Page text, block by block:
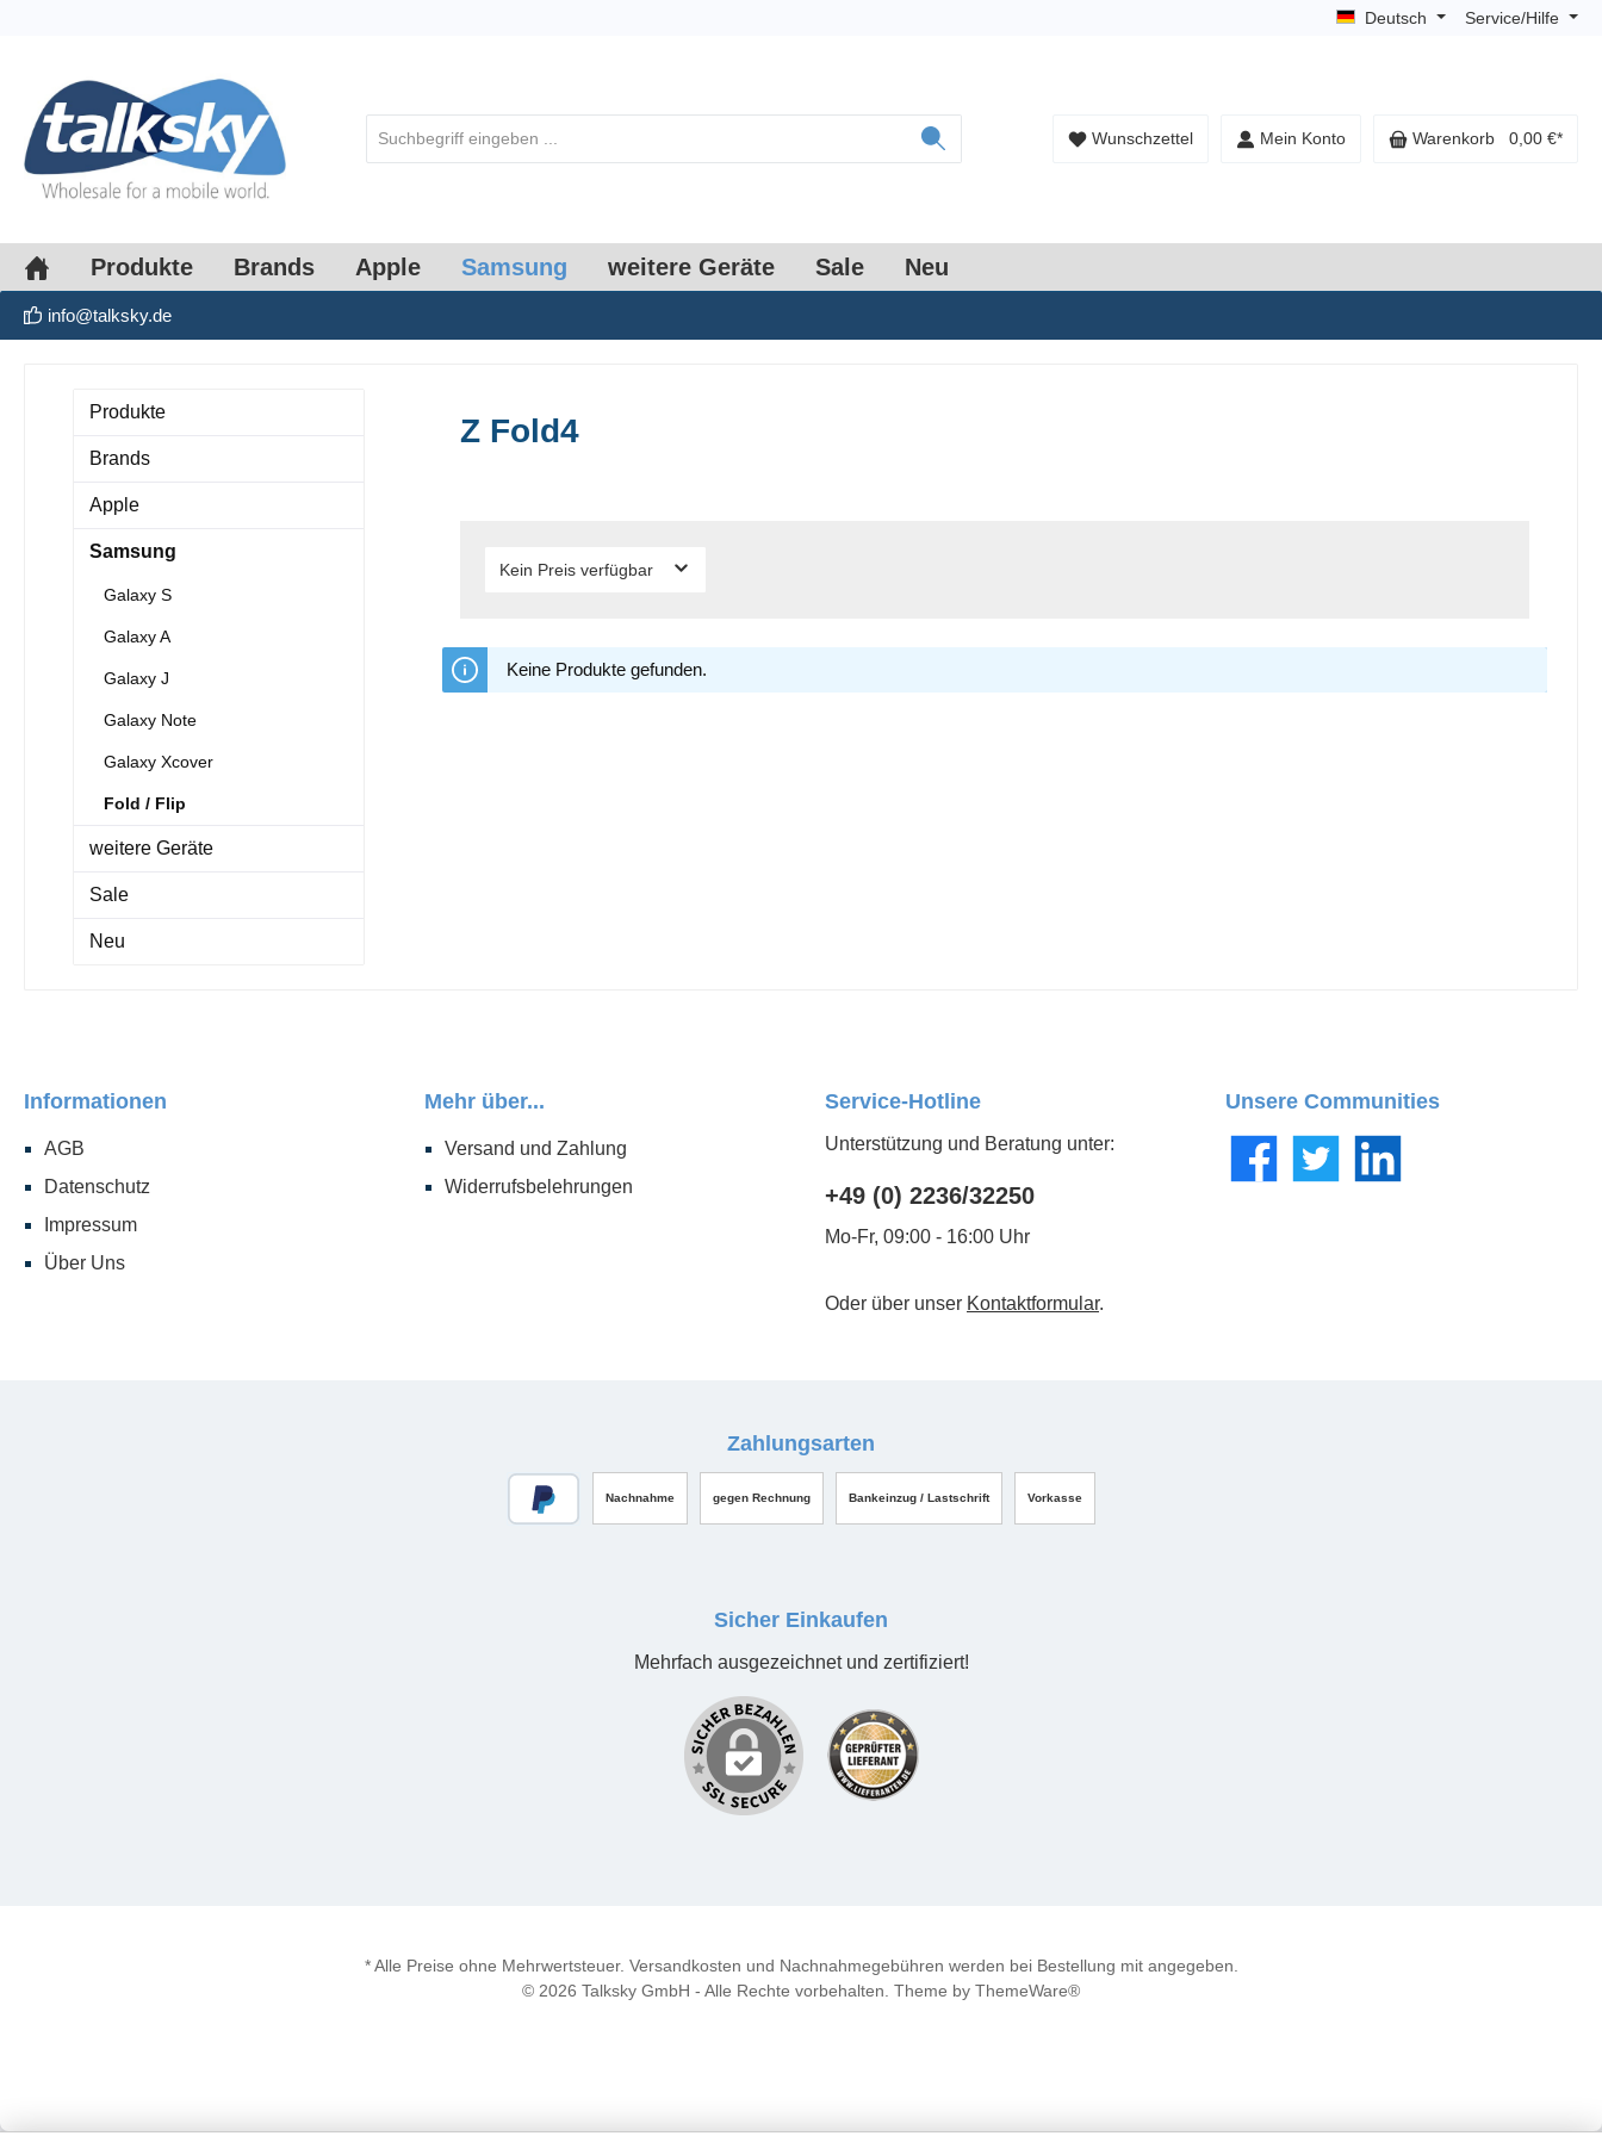
Deutsch Service/Hilfe
Wunschzettel Mein Konto Warenkorb 0,00 €*
Produkte Brands Apple Samsung weitere Geräte Sale Neu
info@talksky.de
Produkte
Brands
Apple
Samsung
Galaxy S
Galaxy A
Galaxy J
Galaxy Note
Galaxy Xcover
Fold / Flip
weitere Geräte
Sale
Neu
Z Fold4
Kein Preis verfügbar
Keine Produkte gefunden.
Informationen
AGB
Datenschutz
Impressum
Über Uns
Mehr über...
Versand und Zahlung
Widerrufsbelehrungen
Service-Hotline
Unterstützung und Beratung unter:
+49 (0) 2236/32250
Mo-Fr, 09:00 - 16:00 Uhr
Oder über unser Kontaktformular.
Unsere Communities
FacebookTwitter LinkedIn
Zahlungsarten
Nachnahme gegen Rechnung Bankeinzug / Lastschrift Vorkasse
Sicher Einkaufen
Mehrfach ausgezeichnet und zertifiziert!
* Alle Preise ohne Mehrwertsteuer. Versandkosten und Nachnahmegebühren werden bei Bestellung mit angegeben.
© 2026 Talksky GmbH - Alle Rechte vorbehalten. Theme by ThemeWare®